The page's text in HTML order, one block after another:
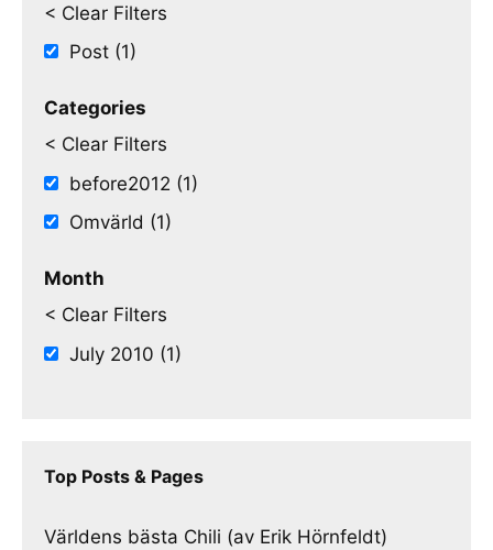
< Clear Filters
Post (1)
Categories
< Clear Filters
before2012 (1)
Omvärld (1)
Month
< Clear Filters
July 2010 (1)
Top Posts & Pages
Världens bästa Chili (av Erik Hörnfeldt)